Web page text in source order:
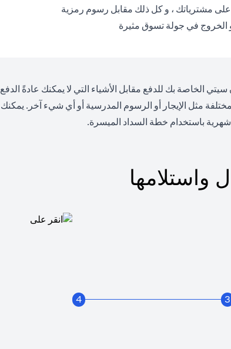
على مشترياتك ، و كل ذلك مقابل رسوم رمزية
في جولة تسوق مثيرة
الخاصة بك للدفع مقابل الأشياء التي لا يمكنك عادةً الدفع
مثل الإيجار أو الرسوم المدرسية أو أي شيء آخر. يمكنك
باستخدام خطة السداد الميسرة.
واستلامها
3
4